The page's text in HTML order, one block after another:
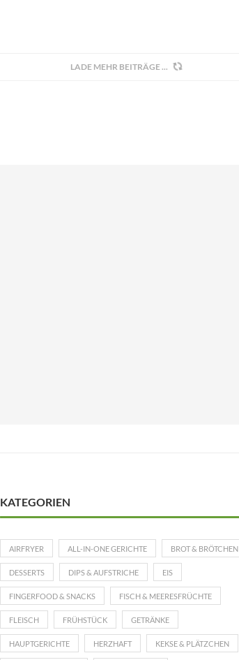
LADE MEHR BEITRÄGE
KATEGORIEN
AIRFRYER ALL-IN-ONE GERICHTE BROT & BRÖTCHEN
DESSERTS DIPS & AUFSTRICHE EIS
FINGERFOOD & SNACKS FISCH & MEERESFRÜCHTE
FLEISCH FRÜHSTÜCK GETRÄNKE
HAUPTGERICHTE HERZHAFT KEKSE & PLÄTZCHEN